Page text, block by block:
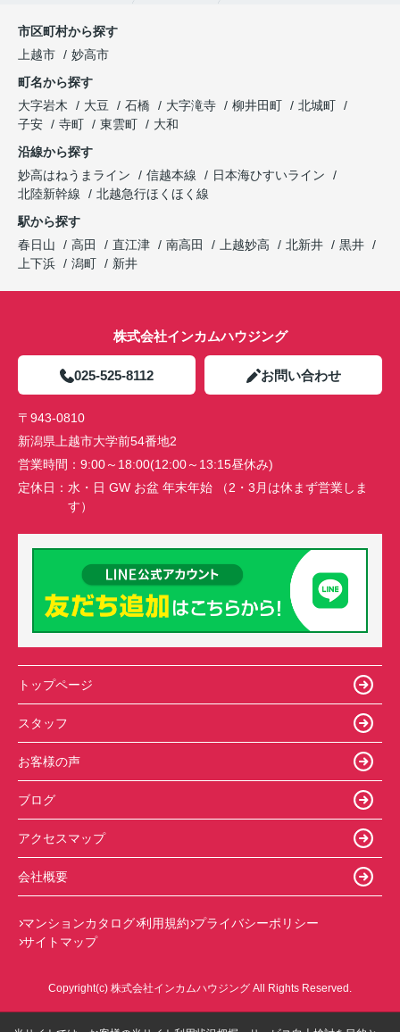
市区町村から探す
上越市
妙高市
町名から探す
大字岩木
大豆 石橋 大字滝寺 柳井田町
北城町
子安
寺町 東雲町
大和
沿線から探す
妙高はねうまライン
信越本線
日本海ひすいライン
北陸新幹線
北越急行ほくほく線
駅から探す
春日山
高田 直江津 南高田 上越妙高 北新井
黒井
上下浜
潟町 新井
株式会社インカムハウジング
025-525-8112 お問い合わせ
〒943-0810
新潟県上越市大学前54番地2
営業時間： 9:00～18:00(12:00～13:15昼休み)
定休日： 水・日 GW お盆 年末年始 （2・3月は休まず営業しま
す）
トップページ
スタッフ
お客様の声
ブログ
アクセスマップ
会社概要
マンションカタログ 利用規約 プライバシーポリシー
サイトマップ
Copyright(c) 株式会社インカムハウジング All Rights Reserved.